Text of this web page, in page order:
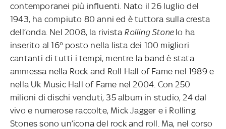
contemporanei più influenti. Nato il 26 luglio del
1943, ha compiuto 80 anni ed è tuttora sulla cresta
dell’onda. Nel 2008, la rivista Rolling Stonelo ha
inserito al 16° posto nella lista dei 100 migliori
cantanti di tutti i tempi, mentre la band è stata
ammessa nella Rock and Roll Hall of Fame nel 1989 e
nella Uk Music Hall of Fame nel 2004. Con 250
milioni di dischi venduti, 35 album in studio, 24 dal
vivo e numerose raccolte, Mick Jagger e i Rolling
Stones sono un’icona del rock and roll. Ma, nel corso